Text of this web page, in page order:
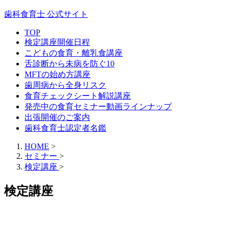
歯科食育士 公式サイト
TOP
検定講座開催日程
こどもの食育・離乳食講座
舌診断から未病を防ぐ10
MFTの始め方講座
歯周病から全身リスク
食育チェックシート解説講座
発売中の食育セミナー動画ラインナップ
出張開催のご案内
歯科食育士認定者名鑑
HOME >
セミナー >
検定講座 >
検定講座